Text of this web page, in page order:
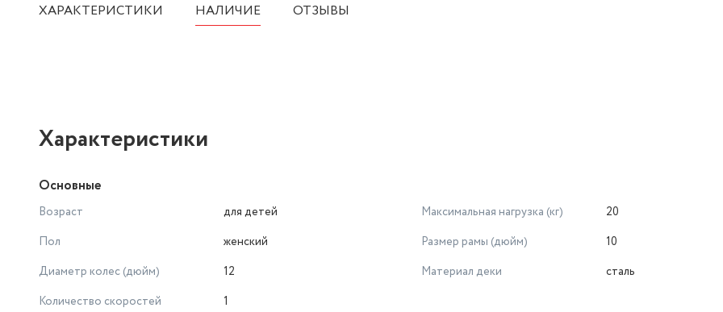
ХАРАКТЕРИСТИКИ НАЛИЧИЕ ОТЗЫВЫ
Характеристики
Основные
Возраст
для детей
Пол
женский
Диаметр колес (дюйм)
12
Количество скоростей
1
Максимальная нагрузка (кг)
20
Размер рамы (дюйм)
10
Материал деки
сталь